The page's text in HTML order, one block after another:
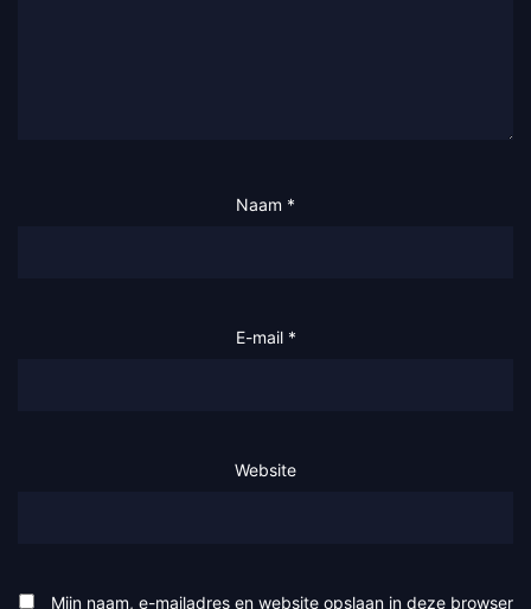
Naam *
E-mail *
Website
Mijn naam, e-mailadres en website opslaan in deze browser